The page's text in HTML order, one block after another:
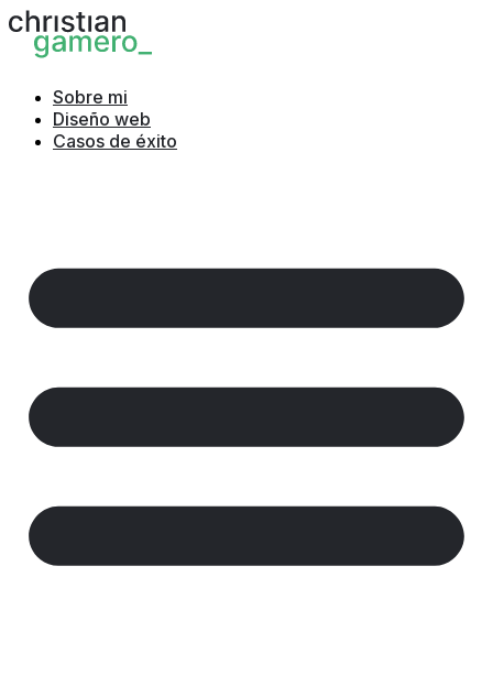
Ir
al
contenido
Sobre mi
Diseño web
Casos de éxito